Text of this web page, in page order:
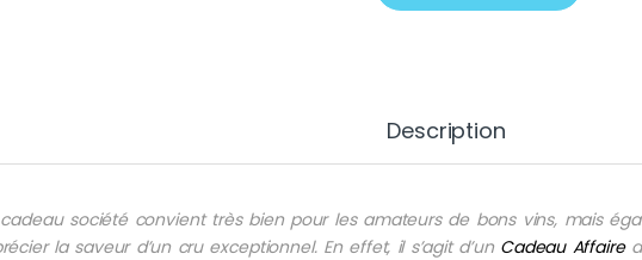
Description
société convient très bien pour les amateurs de bons vins, mais
la saveur d’un cru exceptionnel. En effet, il s’agit d’un Cadeau Affaire